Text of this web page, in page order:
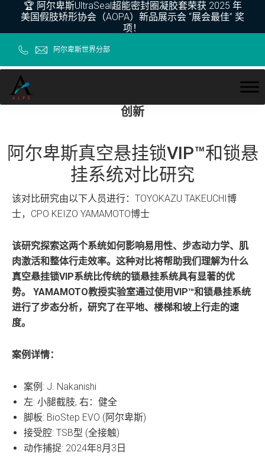
navigation
content
sidebar
🏆 阿尔卑斯UltraSeal超能密封圈凝胶套荣获 2025 年
美国假肢矫形协会（AOPA）新品展示会 “展会最佳” 奖
项！
阿尔卑斯世界分部
阿
卑
斯
创新
阿尔卑斯真空悬挂锁VIP™和锁悬
挂系统对比研究
该对比研究由以下人员进行：TOYOKAZU TAKEUCHI博
士，CPO KEIZO YAMAMOTO博士
该研究探索这两个系统如何影响易用性、步态动力学、肌
肉激活和整体行走效率。这种对比将帮助我们理解为什么
真空悬挂锁VIP系统比传统的锁悬挂系统具有显著的优
势。 YAMAMOTO教授实验室通过使用VIP™和锁悬挂系统
进行了步态分析，研究了在平地、楼梯和坡上行走的速
度。
案例详情：
案例: J. Nakanishi
左: 小腿截肢, 右：健全
脚板: BioStep EVO (阿尔卑斯)
接受腔: TSB型 (全接触)
动作捕捉: 2024年8月3日